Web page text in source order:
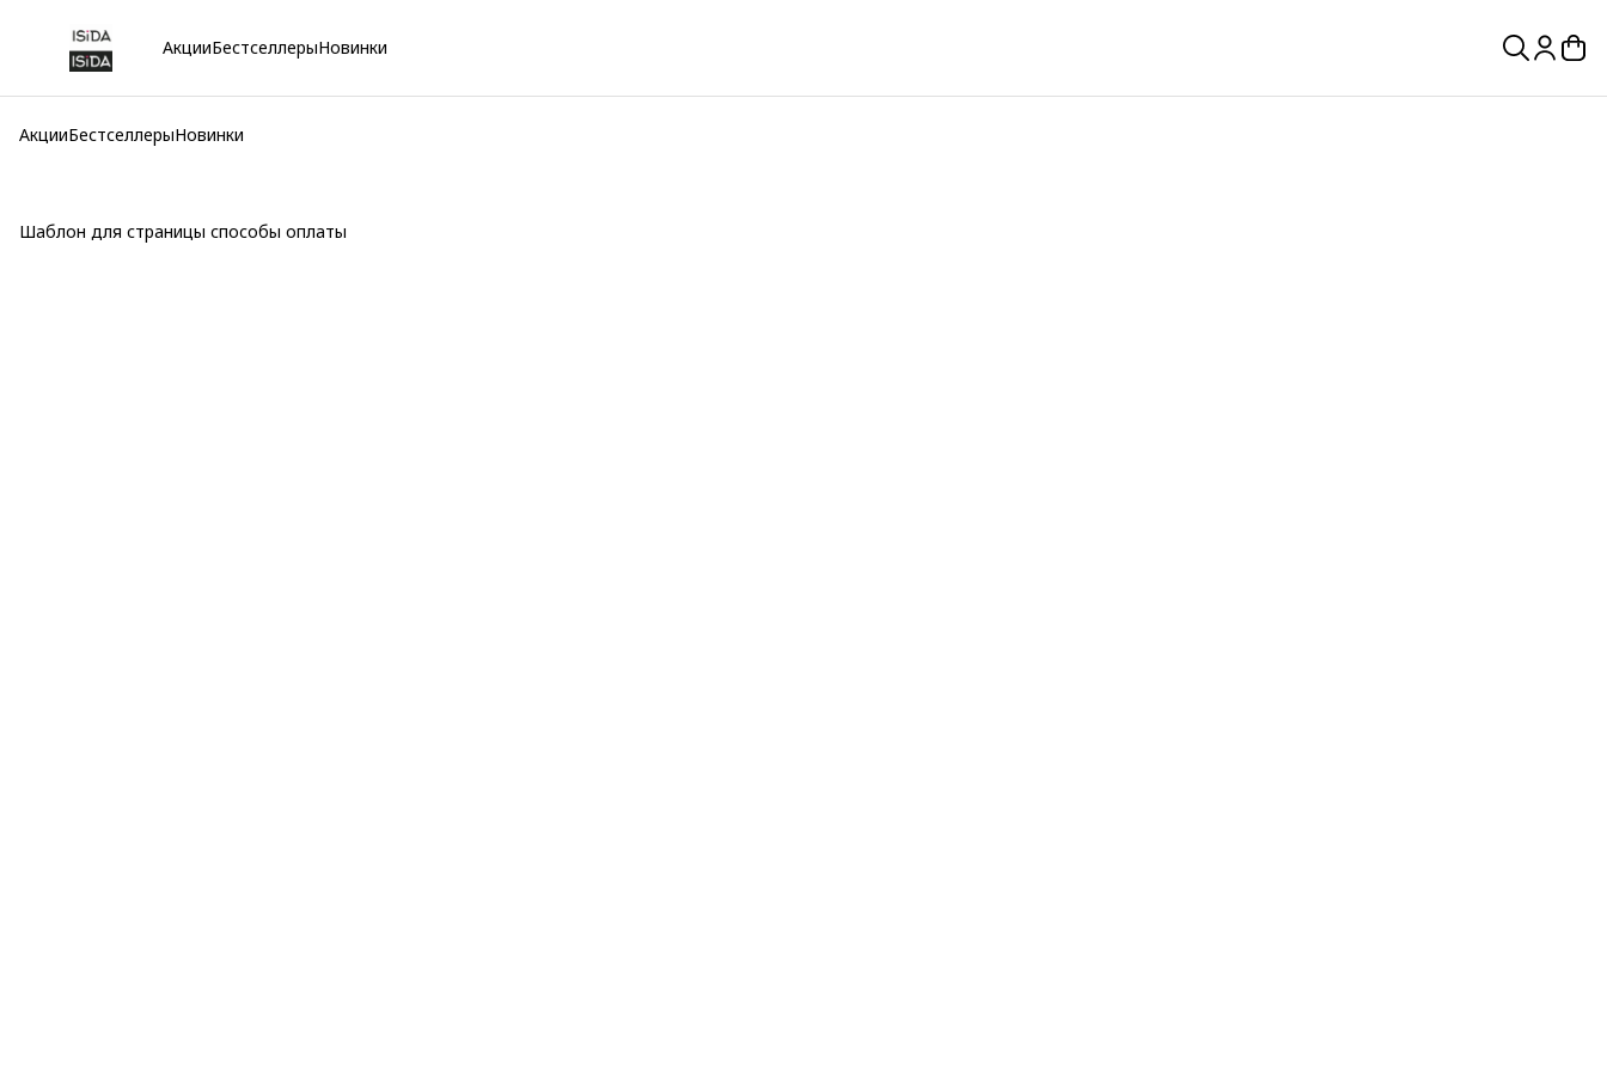
АкцииБестселлерыНовинки
АкцииБестселлерыНовинки
Шаблон для страницы способы оплаты